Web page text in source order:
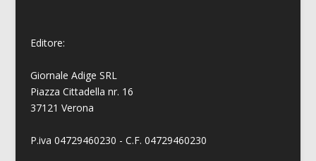
Editore:
Giornale Adige SRL
Piazza Cittadella nr. 16
37121 Verona
P.iva 04729460230 - C.F. 04729460230